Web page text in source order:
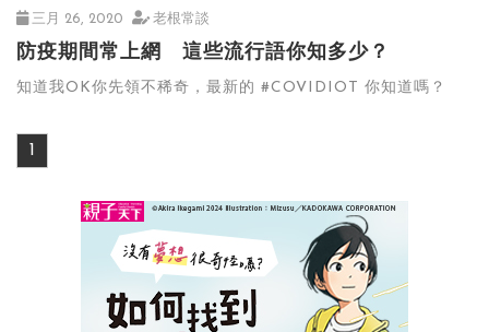
三月 26, 2020 老根常談
防疫期間常上網 這些流行語你知多少？
知道我OK你先領不稀奇，最新的 #COVIDIOT 你知道嗎？
1